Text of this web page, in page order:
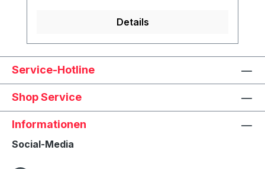
Details
Service-Hotline
Shop Service
Informationen
Social-Media